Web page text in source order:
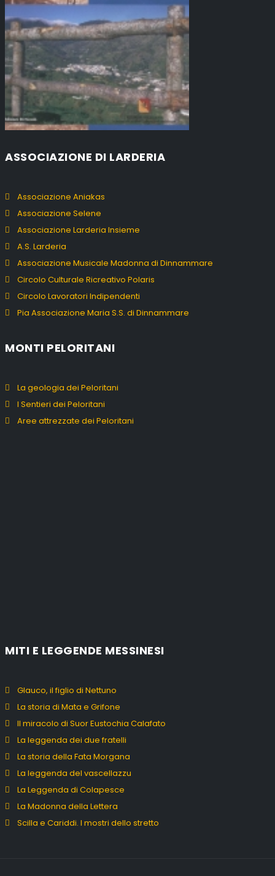
ASSOCIAZIONE DI LARDERIA
Associazione Aniakas
Associazione Selene
Associazione Larderia Insieme
A.S. Larderia
Associazione Musicale Madonna di Dinnammare
Circolo Culturale Ricreativo Polaris
Circolo Lavoratori Indipendenti
Pia Associazione Maria S.S. di Dinnammare
MONTI PELORITANI
La geologia dei Peloritani
I Sentieri dei Peloritani
Aree attrezzate dei Peloritani
MITI E LEGGENDE MESSINESI
Glauco, il figlio di Nettuno
La storia di Mata e Grifone
Il miracolo di Suor Eustochia Calafato
La leggenda dei due fratelli
La storia della Fata Morgana
La leggenda del vascellazzu
La Leggenda di Colapesce
La Madonna della Lettera
Scilla e Cariddi. I mostri dello stretto